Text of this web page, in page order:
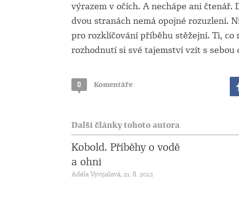
výrazem v očích. A nechápe ani
dvou stranách nemá opojné rozuzlení.
pro rozklíčování příběhu stěžejní. Ti,
rozhodnutí si své tajemství vzít s sebou
0 Komentáře
Další články tohoto autora
Kobold. Příběhy o vodě
a ohni
Adéla Vyvijalová, 21. 8. 2012